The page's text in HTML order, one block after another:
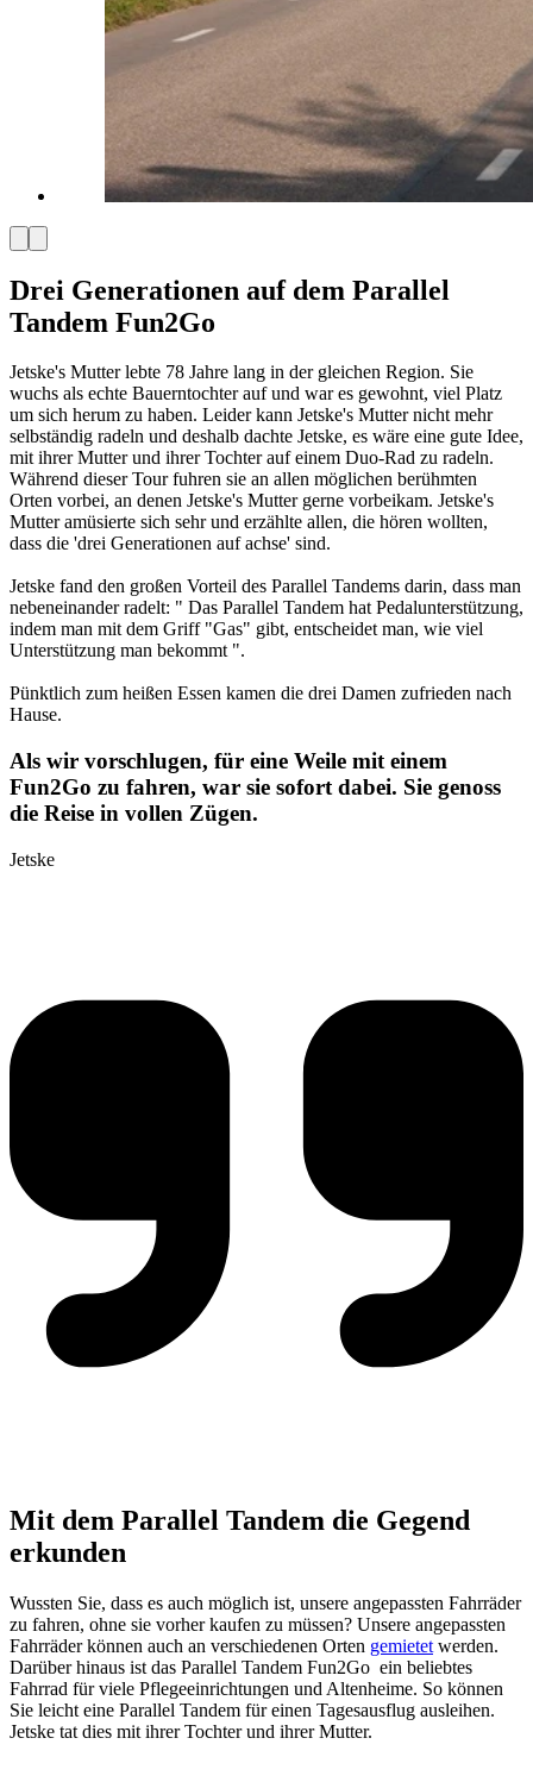
Drei Generationen auf dem Parallel
Tandem Fun2Go
Jetske's Mutter lebte 78 Jahre lang in der gleichen Region. Sie
wuchs als echte Bauerntochter auf und war es gewohnt, viel Platz
um sich herum zu haben. Leider kann Jetske's Mutter nicht mehr
selbständig radeln und deshalb dachte Jetske, es wäre eine gute Idee,
mit ihrer Mutter und ihrer Tochter auf einem Duo-Rad zu radeln.
Während dieser Tour fuhren sie an allen möglichen berühmten
Orten vorbei, an denen Jetske's Mutter gerne vorbeikam. Jetske's
Mutter amüsierte sich sehr und erzählte allen, die hören wollten,
dass die 'drei Generationen auf achse' sind.
Jetske fand den großen Vorteil des Parallel Tandems darin, dass man
nebeneinander radelt: " Das Parallel Tandem hat Pedalunterstützung,
indem man mit dem Griff "Gas" gibt, entscheidet man, wie viel
Unterstützung man bekommt ".
Pünktlich zum heißen Essen kamen die drei Damen zufrieden nach
Hause.
Als wir vorschlugen, für eine Weile mit einem
Fun2Go zu fahren, war sie sofort dabei. Sie genoss
die Reise in vollen Zügen.
Jetske
Mit dem Parallel Tandem die Gegend
erkunden
Wussten Sie, dass es auch möglich ist, unsere angepassten Fahrräder
zu fahren, ohne sie vorher kaufen zu müssen? Unsere angepassten
Fahrräder können auch an verschiedenen Orten gemietet werden.
Darüber hinaus ist das Parallel Tandem Fun2Go ein beliebtes
Fahrrad für viele Pflegeeinrichtungen und Altenheime. So können
Sie leicht eine Parallel Tandem für einen Tagesausflug ausleihen.
Jetske tat dies mit ihrer Tochter und ihrer Mutter.